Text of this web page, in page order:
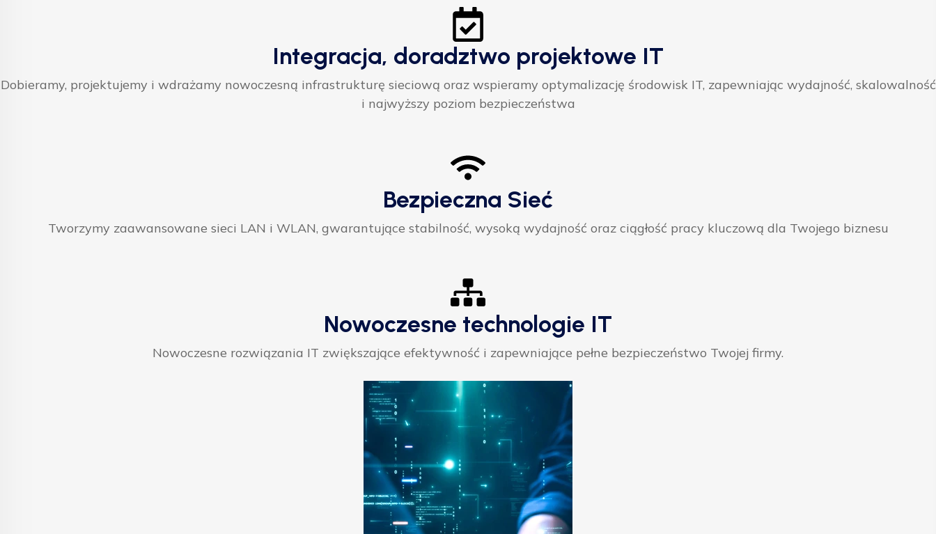
Integracja, doradztwo projektowe IT
Dobieramy, projektujemy i wdrażamy nowoczesną infrastrukturę sieciową oraz wspieramy optymalizację środowisk IT, zapewniając wydajność, skalowalność
i najwyższy poziom bezpieczeństwa
Bezpieczna Sieć
Tworzymy zaawansowane sieci LAN i WLAN, gwarantujące stabilność, wysoką wydajność oraz ciągłość pracy kluczową dla Twojego biznesu
Nowoczesne technologie IT
Nowoczesne rozwiązania IT zwiększające efektywność i zapewniające pełne bezpieczeństwo Twojej firmy.